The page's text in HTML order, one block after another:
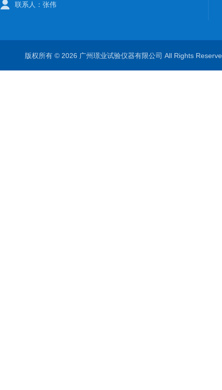
联系人：张伟
版权所有 © 2026 广州璟业试验仪器有限公司 All Rights